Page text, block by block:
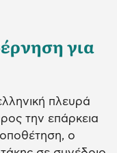
για
πλευρά
την επάρκεια
ο